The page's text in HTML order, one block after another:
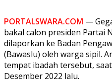
PORTALSWARA.COM —
bakal calon presiden Partai
dilaporkan ke Badan
(Bawaslu) oleh warga sipil.
tempat ibadah tersebut,
Desember 2022 lalu.